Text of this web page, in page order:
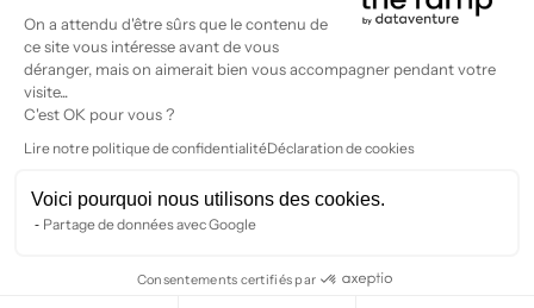
On a attendu d'être sûrs que le contenu de
ce site vous intéresse avant de vous
déranger, mais on aimerait bien vous accompagner pendant votre
visite...
C'est OK pour vous ?
Lire notre politique de confidentialitéDéclaration de cookies
Voici pourquoi nous utilisons des cookies.
Partage de données avec Google
Consentements certifiés par